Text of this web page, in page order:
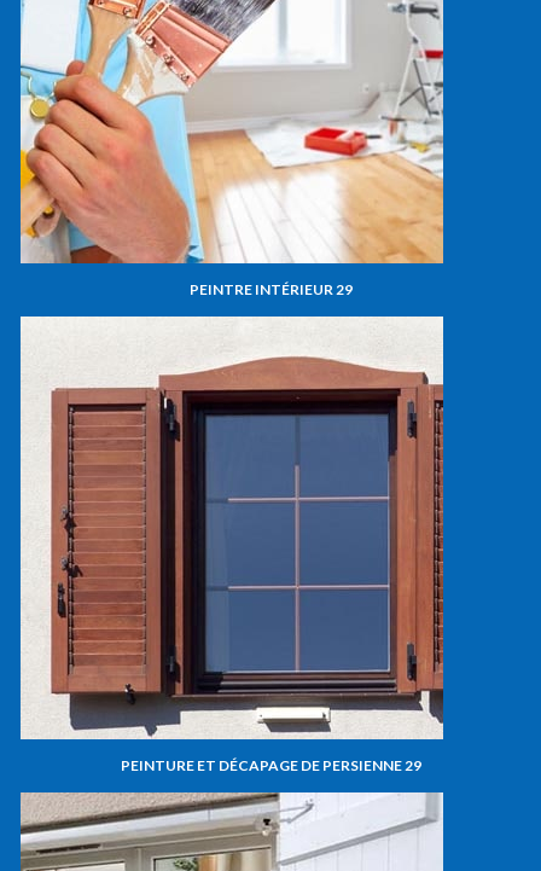
PEINTRE INTÉRIEUR 29
PEINTURE ET DÉCAPAGE DE PERSIENNE 29